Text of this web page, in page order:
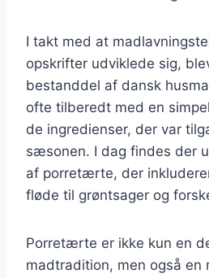
I takt med at
opskrifter udviklede sig,
bestanddel af dansk
ofte tilberedt med en
de ingredienser, der var
sæsonen. I dag findes der
af porretærte, der
fløde til grøntsager og
Porretærte er ikke kun en
madtradition, men også en